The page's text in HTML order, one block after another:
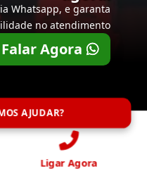
Whatsapp, e garanta
no atendimento
Falar Agora
AJUDAR?
Ligar Agora